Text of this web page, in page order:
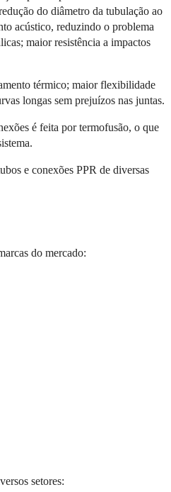
do diâmetro da tubulação ao
acústico, reduzindo o problema
maior resistência a impactos
térmico; maior flexibilidade
longas sem prejuízos nas juntas.
é feita por termofusão, o que
e conexões PPR de diversas
do mercado:
setores: